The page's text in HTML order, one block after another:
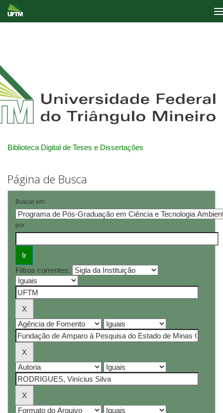
Biblioteca Digital de Teses e Dissertações
Página de Busca
Buscar em:
por
Filtros correntes: